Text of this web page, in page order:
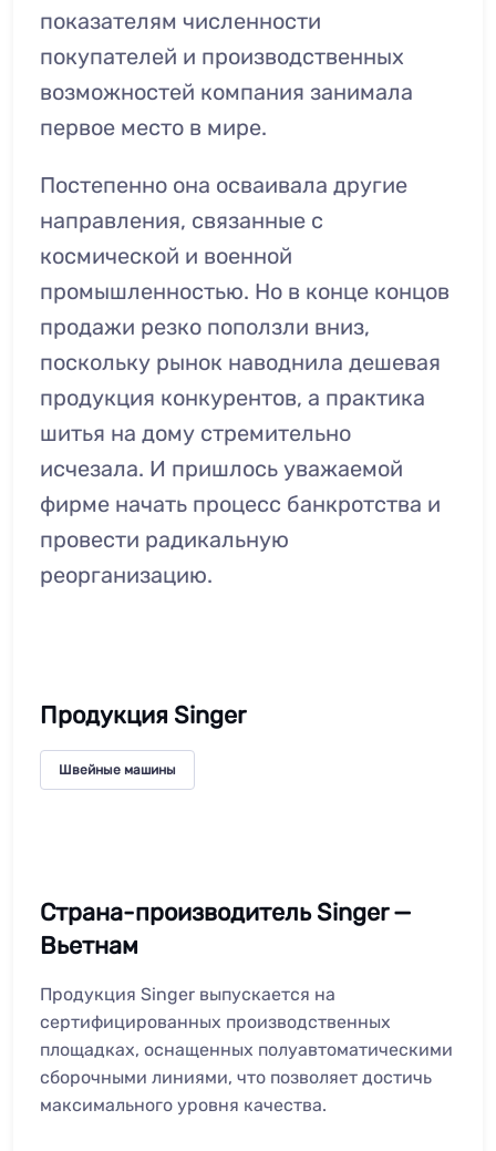
показателям численности
покупателей и производственных
возможностей компания занимала
первое место в мире.
Постепенно она осваивала другие
направления, связанные с
космической и военной
промышленностью. Но в конце концов
продажи резко поползли вниз,
поскольку рынок наводнила дешевая
продукция конкурентов, а практика
шитья на дому стремительно
исчезала. И пришлось уважаемой
фирме начать процесс банкротства и
провести радикальную
реорганизацию.
Продукция Singer
Швейные машины
Страна-производитель Singer —
Вьетнам
Продукция Singer выпускается на
сертифицированных производственных
площадках, оснащенных полуавтоматическими
сборочными линиями, что позволяет достичь
максимального уровня качества.